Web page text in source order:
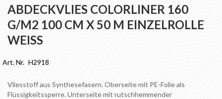
ABDECKVLIES COLORLINER 160
G/M2 100 CM X 50 M EINZELROLLE
WEISS
Art. Nr. H2918
Anfang
der
Bildgalerie
springen
Vliesstoff aus Synthesefasern. Oberseite mit PE-Folie als
Flüssigkeitssperre. Unterseite mit rutschhemmender